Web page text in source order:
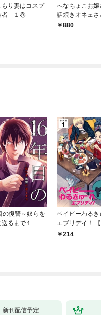
もり妻はコスプ
者 １巻
へなちょこお嬢
話焼きオネェ
巻880
の復讐～奴らを
るまで１
ベイビーわるき
エブリデイ！
版】 1
214
新刊配信予定